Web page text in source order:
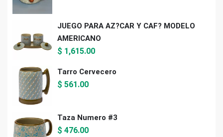
JUEGO PARA AZ?CAR Y CAF? MODELO
AMERICANO
$ 1,615.00
Tarro Cervecero
$ 561.00
Taza Numero #3
$ 476.00